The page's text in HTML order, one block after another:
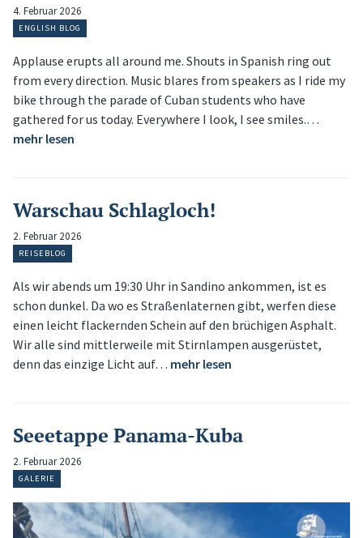
4. Februar 2026
ENGLISH BLOG
Applause erupts all around me. Shouts in Spanish ring out
from every direction. Music blares from speakers as I ride my
bike through the parade of Cuban students who have
gathered for us today. Everywhere I look, I see smiles.…
mehr lesen
Warschau Schlagloch!
2. Februar 2026
REISEBLOG
Als wir abends um 19:30 Uhr in Sandino ankommen, ist es
schon dunkel. Da wo es Straßenlaternen gibt, werfen diese
einen leicht flackernden Schein auf den brüchigen Asphalt.
Wir alle sind mittlerweile mit Stirnlampen ausgerüstet,
denn das einzige Licht auf… mehr lesen
Seeetappe Panama-Kuba
2. Februar 2026
GALERIE